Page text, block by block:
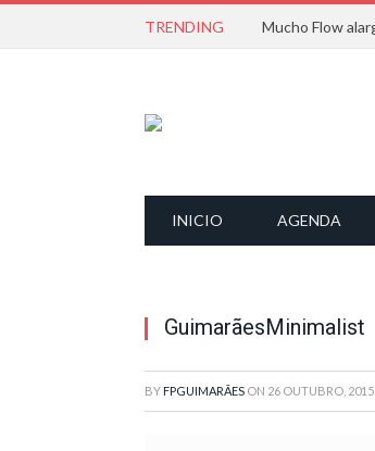
TRENDING
INICIO AGENDA
GuimarãesMinimalist
BY FPGUIMARÃES ON 26 OUTUBRO, 2015